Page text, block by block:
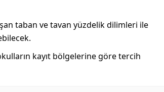
taban ve tavan yüzdelik dilimleri ile
kayıt bölgelerine göre tercih